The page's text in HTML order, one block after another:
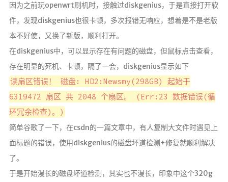
因为之前玩openwrt刷机时，接触过diskgenius，于是直接打开软
件，发现diskgenius也很卡顿，多次报错无响应，想着是不是老版
本不好使，又换了新版，顺利打开。
在diskgenius中，可以显示存在有问题的磁盘，但鼠标点击查看，
存在明显的死机、卡顿，隔了一会，diskgenius显示如下
读扇区错误！ 磁盘: HD2:Newsmy(298GB) 起始于
6319472 扇区 共 2048 个扇区。 (Err:23 数据错误(循
环冗余检查)。)
简单谷歌了一下，在csdn的一篇文章中，有人复制大文件时遇见上
面标题的错误，使用diskgenius的磁盘坏道检测+修复就顺利解决
了。
于是开始漫长的磁盘坏道检测，其实也不漫长，印象中这个320g